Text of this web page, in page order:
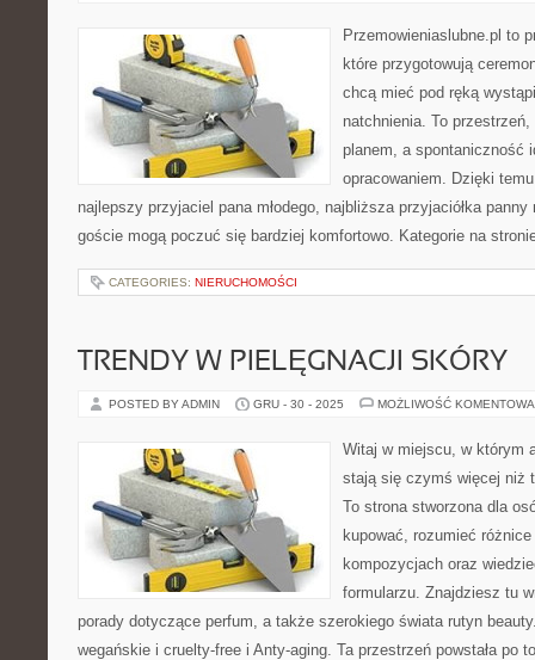
Przemowieniaslubne.pl to
które przygotowują
chcą mieć pod ręką
natchnienia. To
planem, a spontaniczność
opracowaniem. Dzięki
najlepszy przyjaciel pana młodego, najbliższa przyjaciółka
goście mogą poczuć się bardziej komfortowo. Kategorie na
CATEGORIES: NIERUCHOMOŚCI
TRENDY W PIELĘGNACJI SKÓRY
POSTED BY ADMIN GRU - 30 - 2025 MOŻLIWOŚĆ
Witaj w miejscu, w którym
stają się czymś więcej niż
To strona stworzona dla
kupować, rozumieć
kompozycjach oraz
formularzu. Znajdziesz tu
porady dotyczące perfum, a także szerokiego świata rutyn
wegańskie i cruelty-free i Anty-aging. Ta przestrzeń powstała po